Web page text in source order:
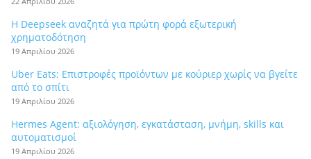
Η Deepseek αναζητά για πρώτη φορά εξωτερική
χρηματοδότηση
19 Απριλίου 2026
Uber Eats: Επιστροφές προϊόντων με κούριερ χωρίς να βγείτε
από το σπίτι
19 Απριλίου 2026
Hermes Agent: αξιολόγηση, εγκατάσταση, μνήμη, skills και
αυτοματισμοί
19 Απριλίου 2026